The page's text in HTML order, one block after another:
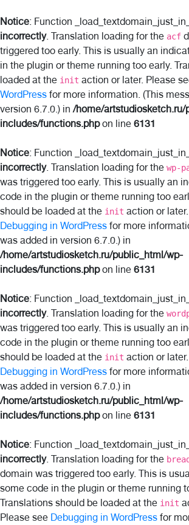
Notice: Function
incorrectly. Translation loading for the acf
triggered too early. This is usually an
in the plugin or theme running too early.
loaded at the init action or later. Please
WordPress for more information. (This
version 6.7.0.) in/home/
includes/functions.phpon line 6131
Notice: Function
incorrectly. Translation loading for the wp-
was triggered too early. This is usually an
code in the plugin or theme running too
should be loaded at the init action or
Debugging in WordPress for more
was added in version 6.7.0.) in
/home/artstudiosketch.ru/public_html/wp-
includes/functions.phpon line 6131
Notice: Function
incorrectly. Translation loading for the
was triggered too early. This is usually an
code in the plugin or theme running too
should be loaded at the init action or
Debugging in WordPress for more
was added in version 6.7.0.) in
/home/artstudiosketch.ru/public_html/wp-
includes/functions.phpon line 6131
Notice: Function
incorrectly. Translation loading for the
domain was triggered too early. This is
some code in the plugin or theme running
Translations should be loaded at the init
Please see Debugging in WordPress for